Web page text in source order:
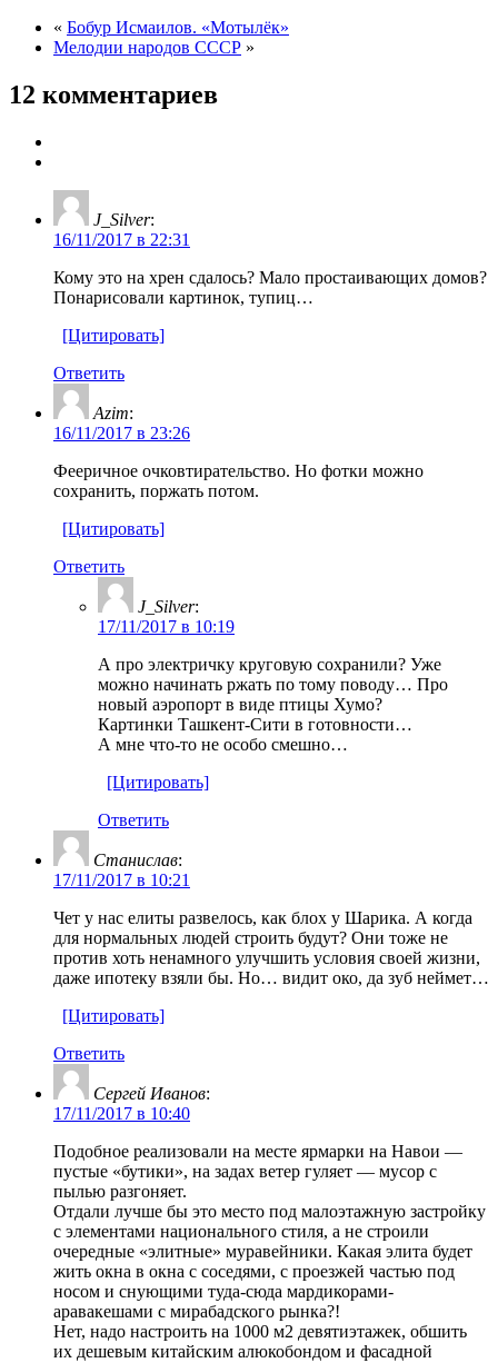
« Бобур Исмаилов. «Мотылёк»
Мелодии народов СССР »
12 комментариев
J_Silver:
16/11/2017 в 22:31
Кому это на хрен сдалось? Мало простаивающих домов?
Понарисовали картинок, тупиц…
[Цитировать]
Ответить
Azim:
16/11/2017 в 23:26
Фееричное очковтирательство. Но фотки можно
сохранить, поржать потом.
[Цитировать]
Ответить
J_Silver:
17/11/2017 в 10:19
А про электричку круговую сохранили? Уже
можно начинать ржать по тому поводу… Про
новый аэропорт в виде птицы Хумо?
Картинки Ташкент-Сити в готовности…
А мне что-то не особо смешно…
[Цитировать]
Ответить
Станислав:
17/11/2017 в 10:21
Чет у нас елиты развелось, как блох у Шарика. А когда
для нормальных людей строить будут? Они тоже не
против хоть ненамного улучшить условия своей жизни,
даже ипотеку взяли бы. Но… видит око, да зуб неймет…
[Цитировать]
Ответить
Сергей Иванов:
17/11/2017 в 10:40
Подобное реализовали на месте ярмарки на Навои —
пустые «бутики», на задах ветер гуляет — мусор с
пылью разгоняет.
Отдали лучше бы это место под малоэтажную застройку
с элементами национального стиля, а не строили
очередные «элитные» муравейники. Какая элита будет
жить окна в окна с соседями, с проезжей частью под
носом и снующими туда-сюда мардикорами-
аравакешами с мирабадского рынка?!
Нет, надо настроить на 1000 м2 девятиэтажек, обшить
их дешевым китайским алюкобондом и фасадной